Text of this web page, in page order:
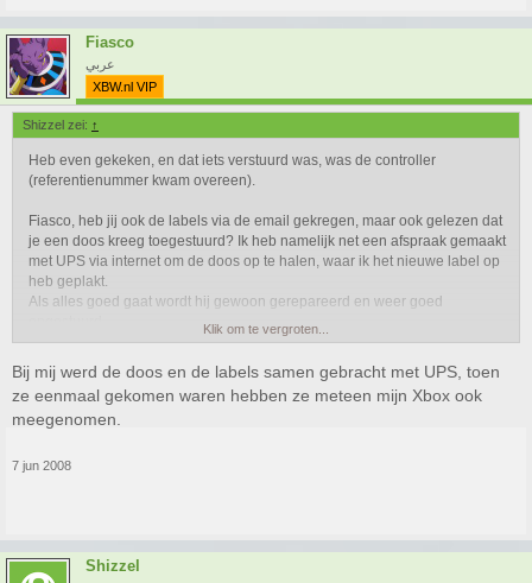
Fiasco
عربي
XBW.nl VIP
Shizzel zei: ↑
Heb even gekeken, en dat iets verstuurd was, was de controller
(referentienummer kwam overeen).
Fiasco, heb jij ook de labels via de email gekregen, maar ook gelezen dat
je een doos kreeg toegestuurd? Ik heb namelijk net een afspraak gemaakt
met UPS via internet om de doos op te halen, waar ik het nieuwe label op
heb geplakt.
Als alles goed gaat wordt hij gewoon gerepareerd en weer goed
Klik om te vergroten...
Bij mij werd de doos en de labels samen gebracht met UPS, toen
ze eenmaal gekomen waren hebben ze meteen mijn Xbox ook
meegenomen.
7 jun 2008
Shizzel